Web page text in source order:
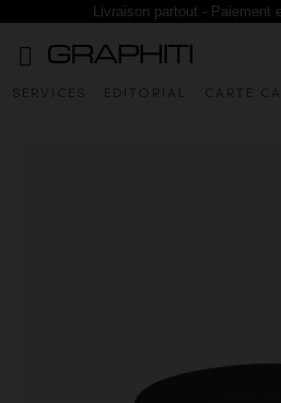
Livraison partout - Paiement
SERVICES EDITORIAL CARTE